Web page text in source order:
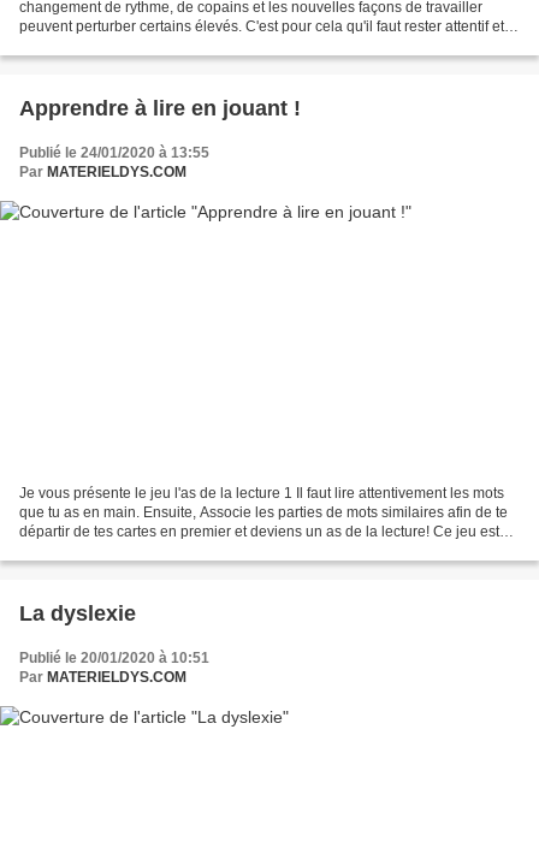
changement de rythme, de copains et les nouvelles façons de travailler
peuvent perturber certains élevés. C'est pour cela qu'il faut rester attentif et à
Apprendre à lire en jouant !
Publié le 24/01/2020 à 13:55
Par MATERIELDYS.COM
Je vous présente le jeu l'as de la lecture 1 Il faut lire attentivement les mots
que tu as en main. Ensuite, Associe les parties de mots similaires afin de te
départir de tes cartes en premier et deviens un as de la lecture! Ce jeu est
La dyslexie
Publié le 20/01/2020 à 10:51
Par MATERIELDYS.COM